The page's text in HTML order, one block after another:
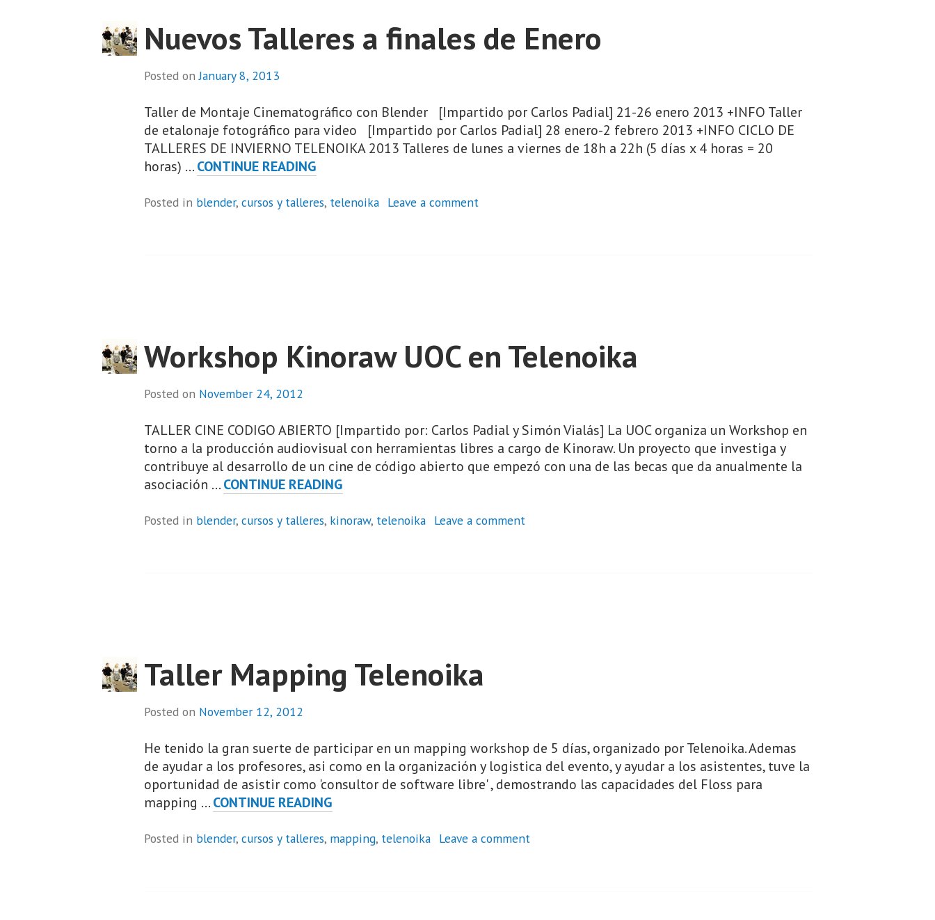
Nuevos Talleres a finales de Enero
Posted onJanuary 8, 2013
Taller de Montaje Cinematográfico con Blender [Impartido por Carlos Padial] 21-26 enero 2013 +INFO Taller
de etalonaje fotográfico para video [Impartido por Carlos Padial] 28 enero-2 febrero 2013 +INFO CICLO DE
TALLERES DE INVIERNO TELENOIKA 2013 Talleres de lunes a viernes de 18h a 22h (5 días x 4 horas = 20
horas) …CONTINUE READING
A
Posted in blender, cursos y talleres, telenoika Leave a comment
Workshop Kinoraw UOC en Telenoika
Posted on November 24, 2012
TALLER CINE CODIGO ABIERTO [Impartido por: Carlos Padial y Simón Vialás] La UOC organiza un Workshop en
torno a la producción audiovisual con herramientas libres a cargo de Kinoraw. Un proyecto que investiga y
contribuye al desarrollo de un cine de código abierto que empezó con una de las becas que da anualmente la
asociación …CONTINUE READING
UOC
Posted in blender, cursos y talleres, kinoraw, telenoika Leave a comment
Taller Mapping Telenoika
Posted on November 12, 2012
He tenido la gran suerte de participar en un mapping workshop de 5 días, organizado por Telenoika. Ademas
de ayudar a los profesores, asi como en la organización y logistica del evento, y ayudar a los asistentes, tuve la
oportunidad de asistir como 'consultor de software libre' , demostrando las capacidades del Floss para
mapping …CONTINUE READING
TELENOIKA
Posted in blender, cursos y talleres, mapping, telenoika Leave a comment